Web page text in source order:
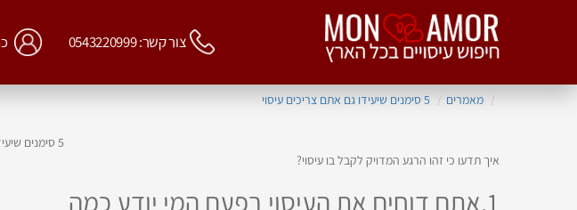
צור קשר: 0543220999
מאמרים 5 סימנים שיעידו גם אתם צריכים עיסוי
5 סימנים שיעידו: גם אתם צריכים עיסוי
איך תדעו כי זהו הרגע המדויק לקבל בו עיסוי?
1.אתם דוחים את העיסוי בפעם המי יודע כמה